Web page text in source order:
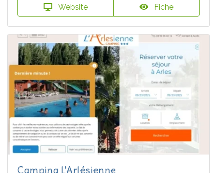
Website Fiche
Camping L'Arlésienne